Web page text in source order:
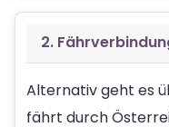
2.
Alternativ geht es
fährt durch